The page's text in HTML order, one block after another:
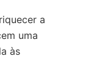
a
uma
às